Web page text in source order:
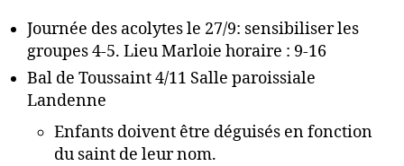
Journée des acolytes le 27/9: sensibiliser les
groupes 4-5. Lieu Marloie horaire : 9-16
Bal de Toussaint 4/11 Salle paroissiale
Landenne
Enfants doivent être déguisés en fonction
du saint de leur nom.